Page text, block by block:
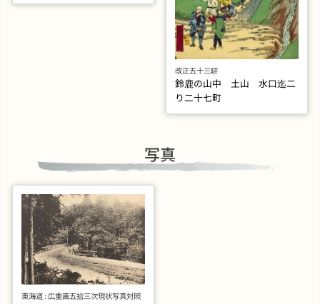
改正五十三驛
鈴鹿の山中 土山 水口迄二
り二十七町
写真
東海道 : 広重画五拾三次現状写真対照